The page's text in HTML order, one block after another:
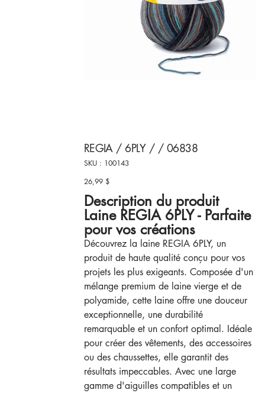
REGIA / 6PLY / / 06838
SKU :
SKU
100143
100143
Prix
26,99 $
Description du produit
Laine REGIA 6PLY - Parfaite
pour vos créations
Découvrez la laine REGIA 6PLY, un
produit de haute qualité conçu pour vos
projets les plus exigeants. Composée d'un
mélange premium de laine vierge et de
polyamide, cette laine offre une douceur
exceptionnelle, une durabilité
remarquable et un confort optimal. Idéale
pour créer des vêtements, des accessoires
ou des chaussettes, elle garantit des
résultats impeccables. Avec une large
gamme d'aiguilles compatibles et un